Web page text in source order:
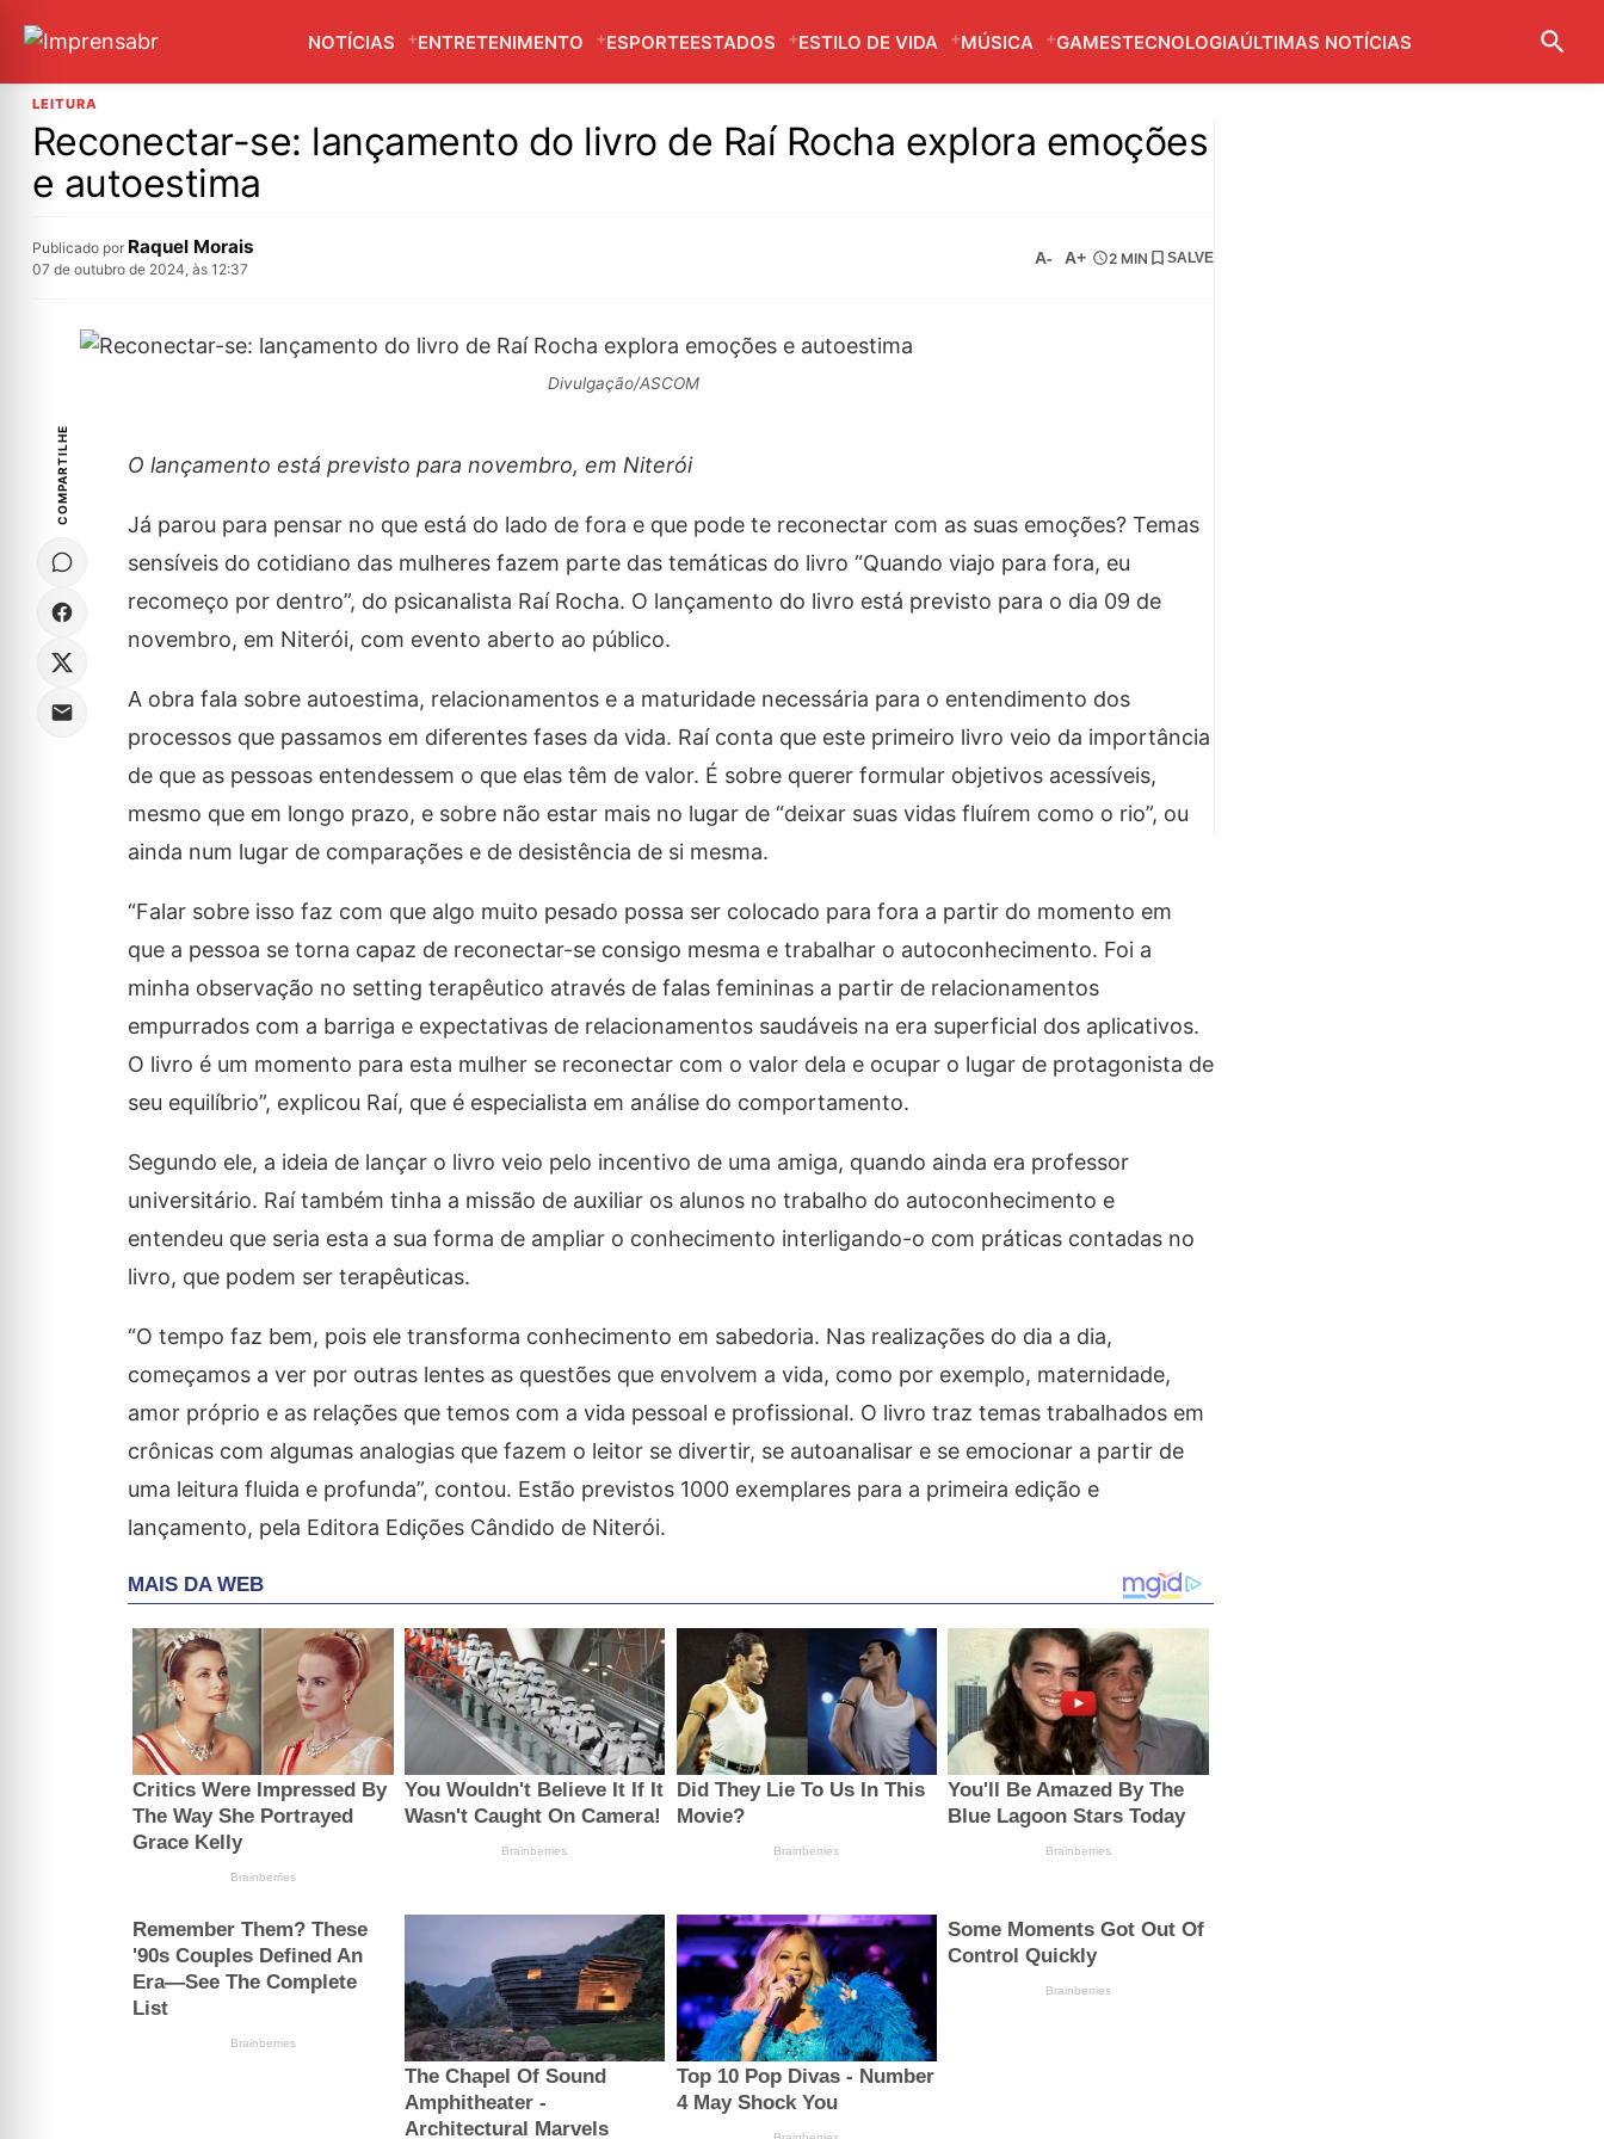
NOTÍCIAS ENTRETENIMENTO ESPORTEESTADOS ESTILO DE VIDA MÚSICA GAMESTECNOLOGIAÚLTIMAS NOTÍCIAS
LEITURA
Reconectar-se: lançamento do livro de Raí Rocha explora emoções
e autoestima
Publicado por Raquel Morais
07 de outubro de 2024, às 12:37
A- A+ 2 MIN SALVE
Divulgação/ASCOM
COMPARTILHE O lançamento está previsto para novembro, em Niterói
Já parou para pensar no que está do lado de fora e que pode te reconectar com as suas emoções? Temas
sensíveis do cotidiano das mulheres fazem parte das temáticas do livro “Quando viajo para fora, eu
recomeço por dentro”, do psicanalista Raí Rocha. O lançamento do livro está previsto para o dia 09 de
novembro, em Niterói, com evento aberto ao público.
A obra fala sobre autoestima, relacionamentos e a maturidade necessária para o entendimento dos
processos que passamos em diferentes fases da vida. Raí conta que este primeiro livro veio da importância
de que as pessoas entendessem o que elas têm de valor. É sobre querer formular objetivos acessíveis,
mesmo que em longo prazo, e sobre não estar mais no lugar de “deixar suas vidas fluírem como o rio”, ou
ainda num lugar de comparações e de desistência de si mesma.
“Falar sobre isso faz com que algo muito pesado possa ser colocado para fora a partir do momento em
que a pessoa se torna capaz de reconectar-se consigo mesma e trabalhar o autoconhecimento. Foi a
minha observação no setting terapêutico através de falas femininas a partir de relacionamentos
empurrados com a barriga e expectativas de relacionamentos saudáveis na era superficial dos aplicativos.
O livro é um momento para esta mulher se reconectar com o valor dela e ocupar o lugar de protagonista de
seu equilíbrio”, explicou Raí, que é especialista em análise do comportamento.
Segundo ele, a ideia de lançar o livro veio pelo incentivo de uma amiga, quando ainda era professor
universitário. Raí também tinha a missão de auxiliar os alunos no trabalho do autoconhecimento e
entendeu que seria esta a sua forma de ampliar o conhecimento interligando-o com práticas contadas no
livro, que podem ser terapêuticas.
“O tempo faz bem, pois ele transforma conhecimento em sabedoria. Nas realizações do dia a dia,
começamos a ver por outras lentes as questões que envolvem a vida, como por exemplo, maternidade,
amor próprio e as relações que temos com a vida pessoal e profissional. O livro traz temas trabalhados em
crônicas com algumas analogias que fazem o leitor se divertir, se autoanalisar e se emocionar a partir de
uma leitura fluida e profunda”, contou. Estão previstos 1000 exemplares para a primeira edição e
lançamento, pela Editora Edições Cândido de Niterói.